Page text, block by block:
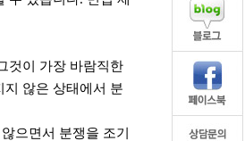
것이 가장 바람직한
않은 상태에서 분
으면서 분쟁을 조기